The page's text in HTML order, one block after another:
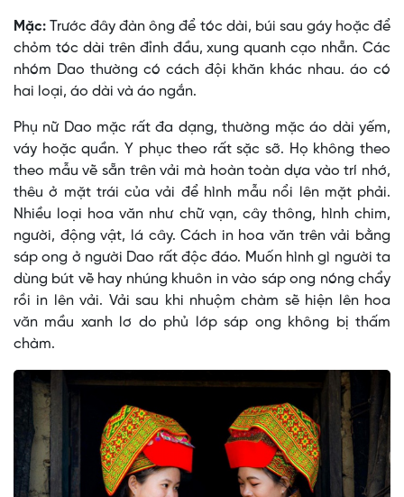
Mặc: Trước đây đàn ông để tóc dài, búi sau gáy hoặc để
chỏm tóc dài trên đỉnh đầu, xung quanh cạo nhẵn. Các
nhóm Dao thường có cách đội khăn khác nhau. áo có
hai loại, áo dài và áo ngắn.
Phụ nữ Dao mặc rất đa dạng, thường mặc áo dài yếm,
váy hoặc quần. Y phục theo rất sặc sỡ. Họ không theo
theo mẫu vẽ sẵn trên vải mà hoàn toàn dựa vào trí nhớ,
thêu ở mặt trái của vải để hình mẫu nổi lên mặt phải.
Nhiều loại hoa văn như chữ vạn, cây thông, hình chim,
người, động vật, lá cây. Cách in hoa văn trên vải bằng
sáp ong ở người Dao rất độc đáo. Muốn hình gì người ta
dùng bút vẽ hay nhúng khuôn in vào sáp ong nóng chẩy
rồi in lên vải. Vải sau khi nhuộm chàm sẽ hiện lên hoa
văn mầu xanh lơ do phủ lớp sáp ong không bị thấm
chàm.